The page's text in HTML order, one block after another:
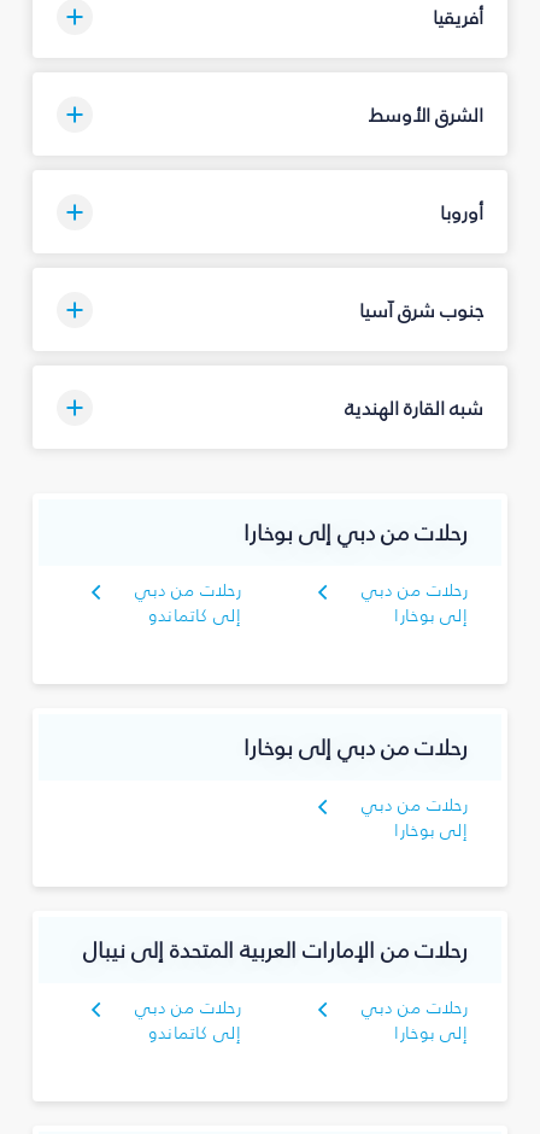
أفريقيا
الشرق الأوسط
أوروبا
جنوب شرق آسيا
شبه القارة الهندية
رحلات من دبي إلى بوخارا
رحلات من دبي
إلى بوخارا
رحلات من دبي
إلى كاتماندو
رحلات من دبي إلى بوخارا
رحلات من دبي
إلى بوخارا
رحلات من الإمارات العربية المتحدة إلى نيبال
رحلات من دبي
إلى بوخارا
رحلات من دبي
إلى كاتماندو